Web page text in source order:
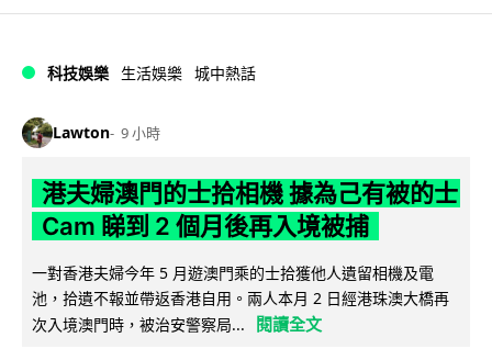
科技娛樂 生活娛樂 城中熱話
Lawton 9 小時
港夫婦澳門的士拾相機 據為己有被的士
Cam 睇到 2 個月後再入境被捕
一對香港夫婦今年 5 月遊澳門乘的士拾獲他人遺留相機及電
池，拾遺不報並帶返香港自用。兩人本月 2 日經港珠澳大橋再
次入境澳門時，被治安警察局...
閱讀全文